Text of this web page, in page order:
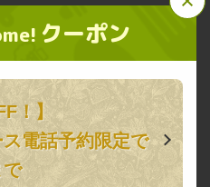
クーポン
！】
電話予約限定で
で
寿ビルB1F
、PARCOすぐ♪ パンダ広場目の
場
御徒町店
コピー